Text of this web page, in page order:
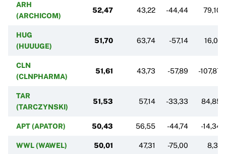
ARH
(ARCHICOM)
52,47 43,22 -44,44 79,10
HUG
(HUUUGE)
51,70 63,74 -57,14 16,01
CLN
(CLNPHARMA)
51,61 43,73 -57,89 -107,87
TAR
(TARCZYNSKI)
51,53 57,14 -33,33 84,85
APT (APATOR) 50,43 56,55 -44,74 -14,34
WWL (WAWEL) 50,01 47,31 -75,00 8,31